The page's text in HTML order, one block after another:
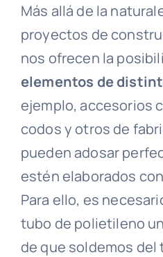
Más allá de la
proyectos de
nos ofrecen la
elementos de
ejemplo, accesorios
codos y otros de
pueden adosar
estén elaborados
Para ello, es
tubo de polietileno
de que soldemos del